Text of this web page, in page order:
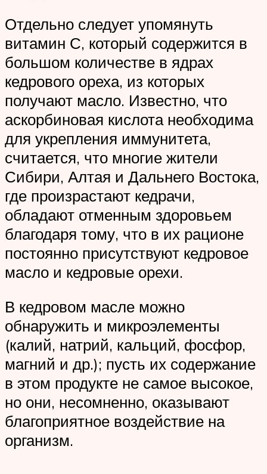
Отдельно следует упомянуть
витамин С, который содержится в
большом количестве в ядрах
кедрового ореха, из которых
получают масло. Известно, что
аскорбиновая кислота необходима
для укрепления иммунитета,
считается, что многие жители
Сибири, Алтая и Дальнего Востока,
где произрастают кедрачи,
обладают отменным здоровьем
благодаря тому, что в их рационе
постоянно присутствуют кедровое
масло и кедровые орехи.
В кедровом масле можно
обнаружить и микроэлементы
(калий, натрий, кальций, фосфор,
магний и др.); пусть их содержание
в этом продукте не самое высокое,
но они, несомненно, оказывают
благоприятное воздействие на
организм.